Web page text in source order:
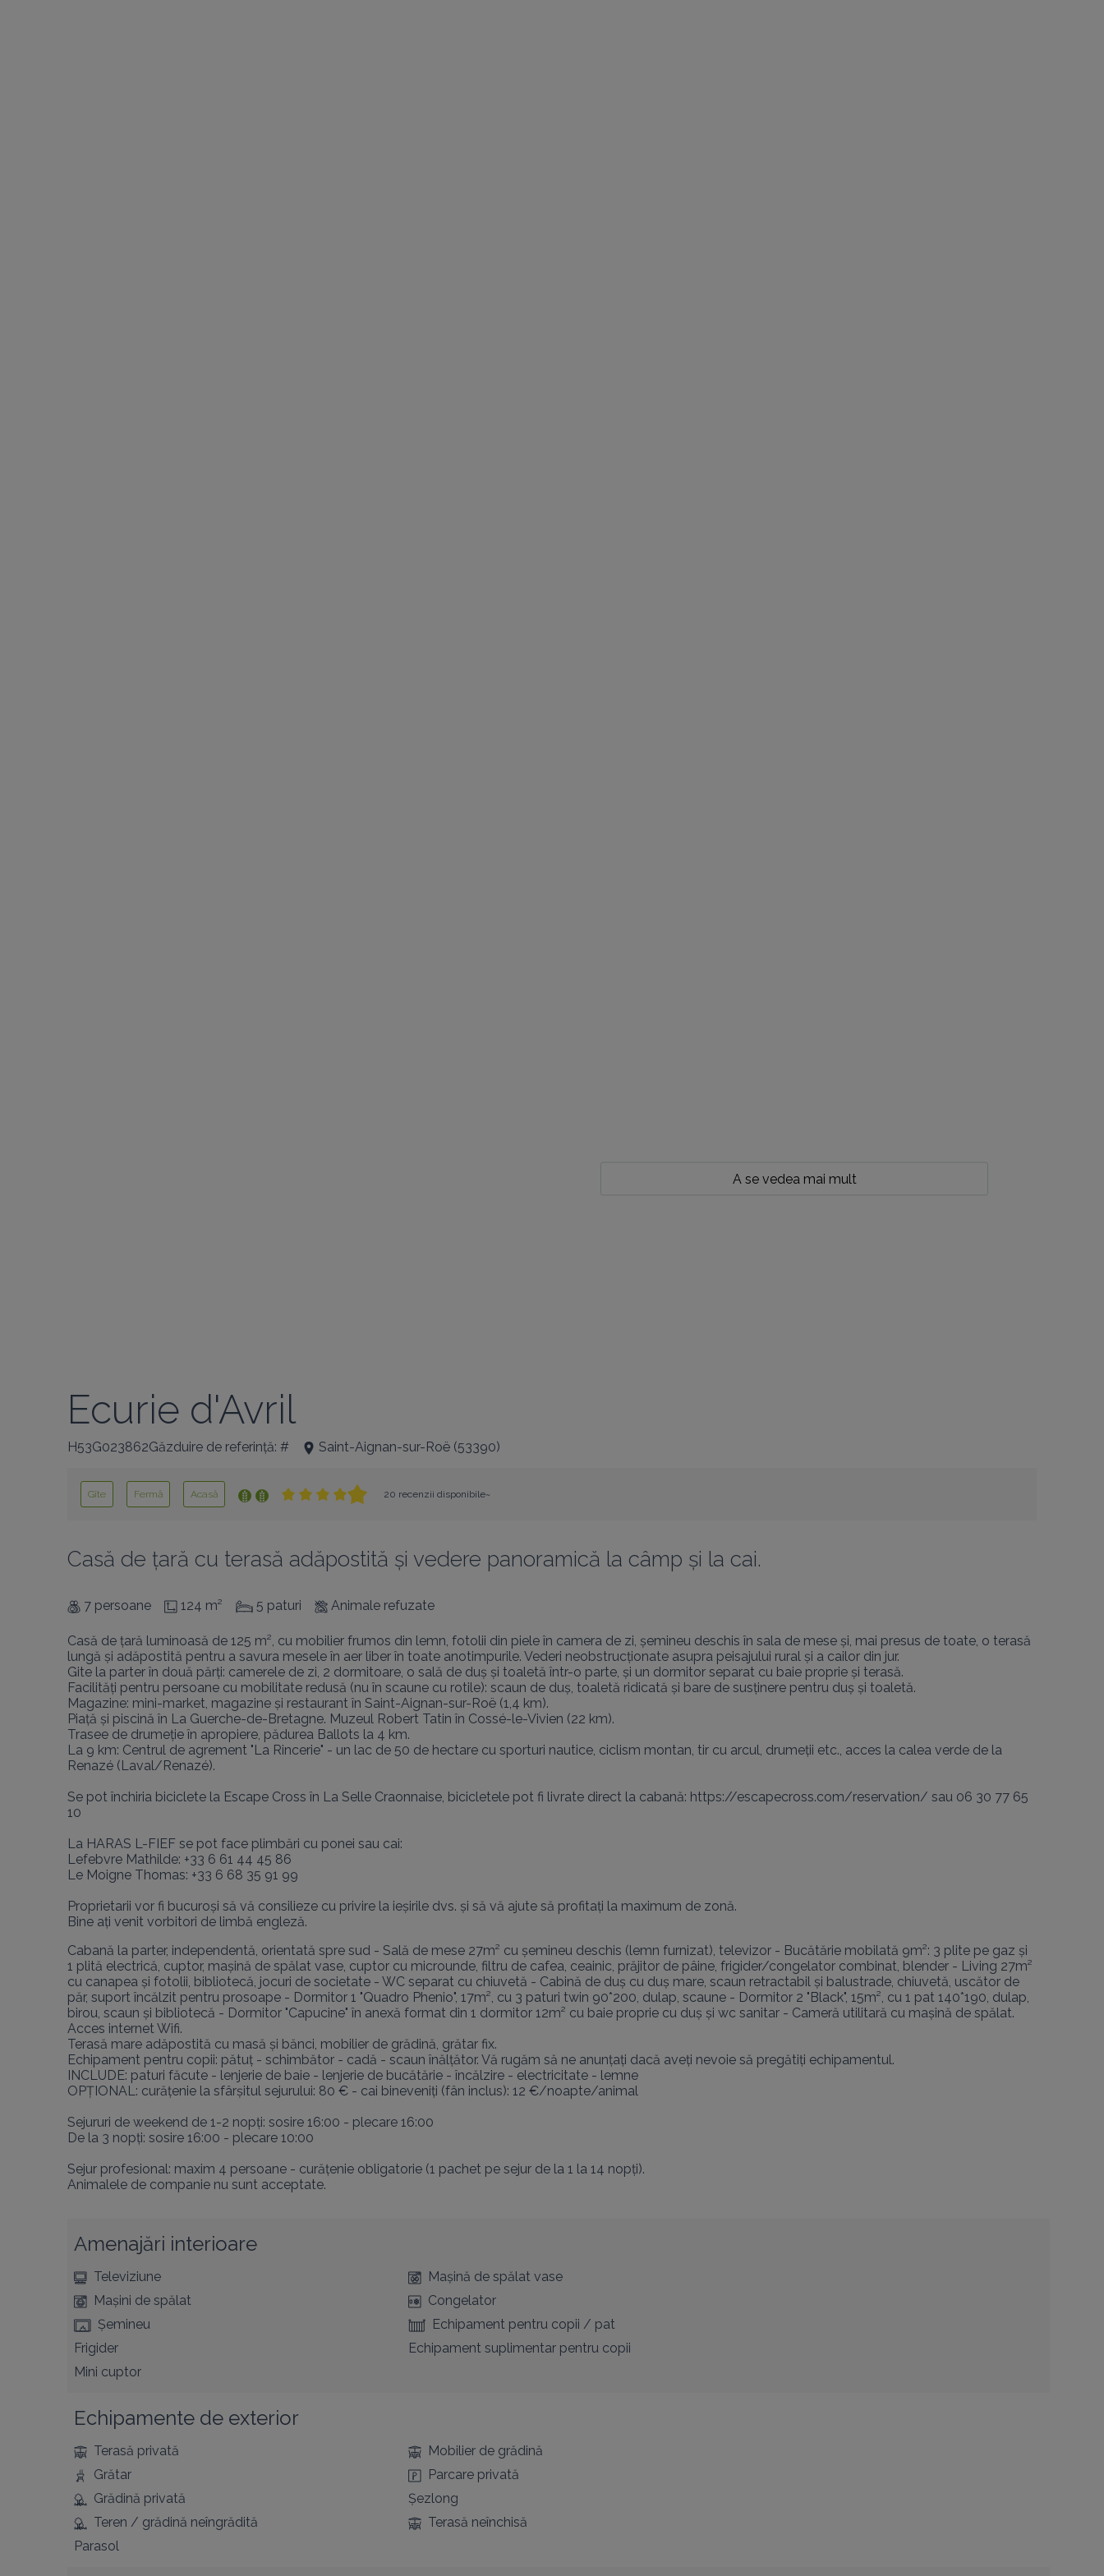
A se vedea mai mult
Ecurie d'Avril
H53G023862Găzduire de referință: # Saint-Aignan-sur-Roë (53390)
Gîte Fermă Acasă 20 recenzii disponibile~
Casă de țară cu terasă adăpostită și vedere panoramică la câmp și la cai.
7 persoane 124 m² 5 paturi Animale refuzate
Casă de țară luminoasă de 125 m², cu mobilier frumos din lemn, fotolii din piele în camera de zi, șemineu deschis în sala de mese și, mai presus de toate, o terasă
lungă și adăpostită pentru a savura mesele în aer liber în toate anotimpurile. Vederi neobstrucționate asupra peisajului rural și a cailor din jur.
Gite la parter în două părți: camerele de zi, 2 dormitoare, o sală de duș și toaletă într-o parte, și un dormitor separat cu baie proprie și terasă.
Facilități pentru persoane cu mobilitate redusă (nu în scaune cu rotile): scaun de duș, toaletă ridicată și bare de susținere pentru duș și toaletă.
Magazine: mini-market, magazine și restaurant în Saint-Aignan-sur-Roë (1,4 km).
Piață și piscină în La Guerche-de-Bretagne. Muzeul Robert Tatin în Cossé-le-Vivien (22 km).
Trasee de drumeție în apropiere, pădurea Ballots la 4 km.
La 9 km: Centrul de agrement "La Rincerie" - un lac de 50 de hectare cu sporturi nautice, ciclism montan, tir cu arcul, drumeții etc., acces la calea verde de la
Renazé (Laval/Renazé).
Se pot închiria biciclete la Escape Cross în La Selle Craonnaise, bicicletele pot fi livrate direct la cabană: https://escapecross.com/reservation/ sau 06 30 77 65
10
La HARAS L-FIEF se pot face plimbări cu ponei sau cai:
Lefebvre Mathilde: +33 6 61 44 45 86
Le Moigne Thomas: +33 6 68 35 91 99
Proprietarii vor fi bucuroși să vă consilieze cu privire la ieșirile dvs. și să vă ajute să profitați la maximum de zonă.
Bine ați venit vorbitori de limbă engleză.
Cabană la parter, independentă, orientată spre sud - Sală de mese 27m² cu șemineu deschis (lemn furnizat), televizor - Bucătărie mobilată 9m²: 3 plite pe gaz și
1 plită electrică, cuptor, mașină de spălat vase, cuptor cu microunde, filtru de cafea, ceainic, prăjitor de pâine, frigider/congelator combinat, blender - Living 27m²
cu canapea și fotolii, bibliotecă, jocuri de societate - WC separat cu chiuvetă - Cabină de duș cu duș mare, scaun retractabil și balustrade, chiuvetă, uscător de
păr, suport încălzit pentru prosoape - Dormitor 1 "Quadro Phenio", 17m², cu 3 paturi twin 90*200, dulap, scaune - Dormitor 2 "Black", 15m², cu 1 pat 140*190, dulap,
birou, scaun și bibliotecă - Dormitor "Capucine" în anexă format din 1 dormitor 12m² cu baie proprie cu duș și wc sanitar - Cameră utilitară cu mașină de spălat.
Acces internet Wifi.
Terasă mare adăpostită cu masă și bănci, mobilier de grădină, grătar fix.
Echipament pentru copii: pătuț - schimbător - cadă - scaun înălțător. Vă rugăm să ne anunțați dacă aveți nevoie să pregătiți echipamentul.
INCLUDE: paturi făcute - lenjerie de baie - lenjerie de bucătărie - încălzire - electricitate - lemne
OPȚIONAL: curățenie la sfârșitul sejurului: 80 € - cai bineveniți (fân inclus): 12 €/noapte/animal
Sejururi de weekend de 1-2 nopți: sosire 16:00 - plecare 16:00
De la 3 nopți: sosire 16:00 - plecare 10:00
Sejur profesional: maxim 4 persoane - curățenie obligatorie (1 pachet pe sejur de la 1 la 14 nopți).
Animalele de companie nu sunt acceptate.
Amenajări interioare
Televiziune
Mașină de spălat vase
Mașini de spălat
Congelator
Șemineu
Echipament pentru copii / pat
Frigider
Echipament suplimentar pentru copii
Mini cuptor
Echipamente de exterior
Terasă privată
Mobilier de grădină
Grătar
Parcare privată
Grădină privată
Șezlong
Teren / grădină neîngrădită
Terasă neînchisă
Parasol